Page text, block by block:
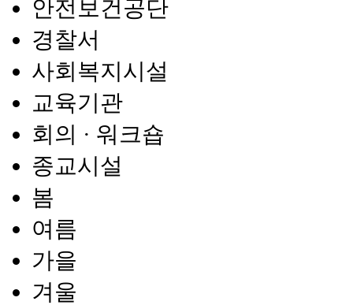
안전보건공단
경찰서
사회복지시설
교육기관
회의 · 워크숍
종교시설
봄
여름
가을
겨울